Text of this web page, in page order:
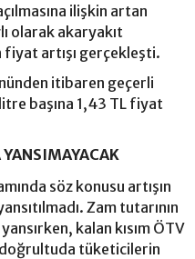
ilişkin artan
olarak akaryakıt
artışı gerçekleşti.
itibaren geçerli
başına 1,43 TL fiyat
söz konusu artışın
Zam tutarının
kalan kısım ÖTV
doğrultuda tüketicilerin